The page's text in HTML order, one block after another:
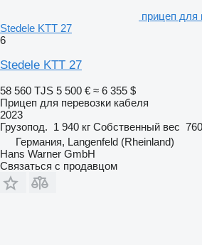
прицеп для
Stedele KTT 27
6
Stedele KTT 27
58 560 TJS 5 500 € ≈ 6 355 $
Прицеп для перевозки кабеля
2023
Грузопод. 1 940 кг Собственный вес
Германия, Langenfeld (Rheinland)
Hans Warner GmbH
Связаться с продавцом